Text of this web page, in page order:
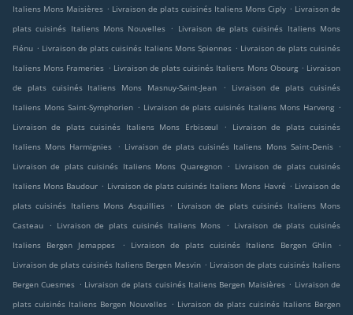
Italiens Mons Maisières . Livraison de plats cuisinés Italiens Mons Ciply . Livraison de
plats cuisinés Italiens Mons Nouvelles . Livraison de plats cuisinés Italiens Mons
Flénu . Livraison de plats cuisinés Italiens Mons Spiennes . Livraison de plats cuisinés
Italiens Mons Frameries . Livraison de plats cuisinés Italiens Mons Obourg . Livraison
de plats cuisinés Italiens Mons Masnuy-Saint-Jean
.
Livraison de plats cuisinés
Italiens Mons Saint-Symphorien . Livraison de plats cuisinés Italiens Mons Harveng .
Livraison de plats cuisinés Italiens Mons Erbisœul
.
Livraison de plats cuisinés
Italiens Mons Harmignies
. Livraison de plats cuisinés Italiens Mons Saint-Denis .
Livraison de plats cuisinés Italiens Mons Quaregnon . Livraison de plats cuisinés
Italiens Mons Baudour . Livraison de plats cuisinés Italiens Mons Havré . Livraison de
plats cuisinés Italiens Mons Asquillies . Livraison de plats cuisinés Italiens Mons
Casteau
. Livraison de plats cuisinés Italiens Mons . Livraison de plats cuisinés
Italiens Bergen Jemappes
. Livraison de plats cuisinés Italiens Bergen Ghlin
.
Livraison de plats cuisinés Italiens Bergen Mesvin . Livraison de plats cuisinés Italiens
Bergen Cuesmes . Livraison de plats cuisinés Italiens Bergen Maisières . Livraison de
plats cuisinés Italiens Bergen Nouvelles . Livraison de plats cuisinés Italiens Bergen